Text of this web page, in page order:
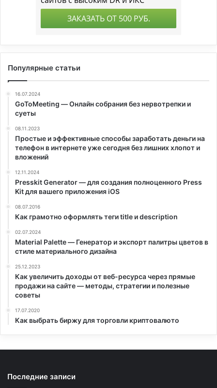
Популярные статьи
16.07.2024
GoToMeeting — Онлайн собрания без нервотрепки и
суеты
08.11.2023
Простые и эффективные способы заработать деньги на
телефон в интернете уже сегодня без лишних хлопот и
вложений
12.11.2024
Presskit Generator — для создания полноценного Press
Kit для вашего приложения iOS
08.07.2016
Как грамотно оформлять теги title и description
02.07.2024
Material Palette — Генератор и экспорт палитры цветов в
стиле материального дизайна
25.12.2023
Как увеличить доходы от веб-ресурса через прямые
продажи на сайте — методы, стратегии и полезные
советы
17.07.2020
Как выбрать биржу для торговли криптовалюто
Последние записи